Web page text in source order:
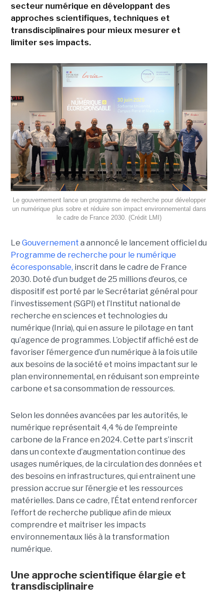
secteur numérique en développant des
approches scientifiques, techniques et
transdisciplinaires pour mieux mesurer et
limiter ses impacts.
Le gouvernement lance un programme de recherche pour développer
un numérique plus sobre et réduire son impact environnemental dans
le cadre de France 2030. (Crédit LMI)
Le Gouvernement a annoncé le lancement officiel du
Programme de recherche pour le numérique
écoresponsable, inscrit dans le cadre de France
2030. Doté d’un budget de 25 millions d’euros, ce
dispositif est porté par le Secrétariat général pour
l’investissement (SGPI) et l’Institut national de
recherche en sciences et technologies du
numérique (Inria), qui en assure le pilotage en tant
qu’agence de programmes. L’objectif affiché est de
favoriser l’émergence d’un numérique à la fois utile
aux besoins de la société et moins impactant sur le
plan environnemental, en réduisant son empreinte
carbone et sa consommation de ressources.
Selon les données avancées par les autorités, le
numérique représentait 4,4 % de l’empreinte
carbone de la France en 2024. Cette part s’inscrit
dans un contexte d’augmentation continue des
usages numériques, de la circulation des données et
des besoins en infrastructures, qui entraînent une
pression accrue sur l’énergie et les ressources
matérielles. Dans ce cadre, l’État entend renforcer
l’effort de recherche publique afin de mieux
comprendre et maîtriser les impacts
environnementaux liés à la transformation
numérique.
Une approche scientifique élargie et
transdisciplinaire